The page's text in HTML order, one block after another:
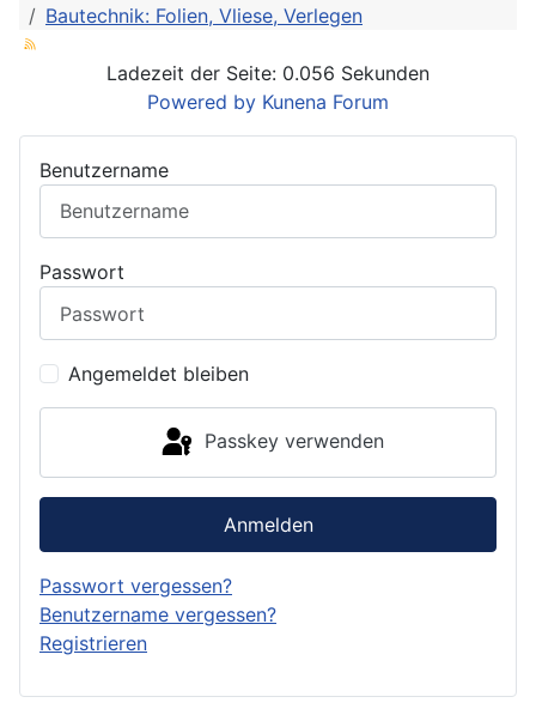
Bautechnik: Folien, Vliese, Verlegen
Ladezeit der Seite: 0.056 Sekunden
Powered by Kunena Forum
Benutzername
Passwort
Angemeldet bleiben
Passkey verwenden
Anmelden
Passwort vergessen?
Benutzername vergessen?
Registrieren